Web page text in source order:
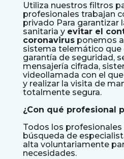
Utiliza nuestros filtros
profesionales trabajan
privado Para garantizar
sanitaria y evitar el
coronavirus ponemos
sistema telemático que
garantía de seguridad,
mensajería cifrada,
videollamada con el
y realizar la visita de
totalmente segura.
¿Con qué profesional
Todos los profesionales
búsqueda de
alta voluntariamente
necesidades.